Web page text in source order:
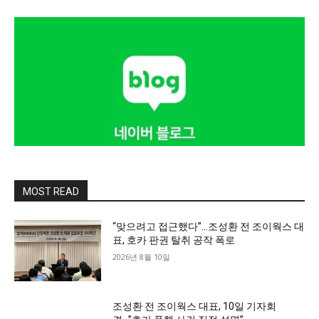
MOST READ
“맞으려고 접근했다”…조성환 전 조이웍스 대
표, 호카 판권 탈취 공작 폭로
2026년 8월 10일
조성환 전 조이웍스 대표, 10일 기자회